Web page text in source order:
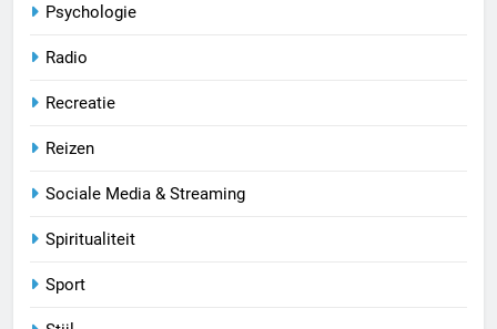
Psychologie
Radio
Recreatie
Reizen
Sociale Media & Streaming
Spiritualiteit
Sport